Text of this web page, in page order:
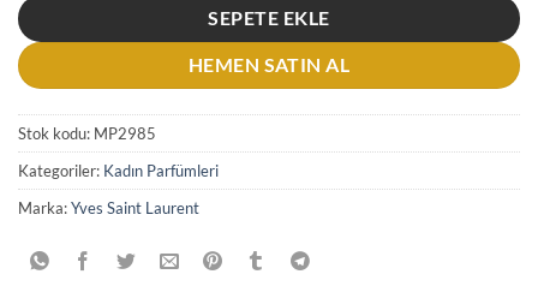
SEPETE EKLE
HEMEN SATIN AL
Stok kodu: MP2985
Kategoriler: Kadın Parfümleri
Marka:Yves Saint Laurent